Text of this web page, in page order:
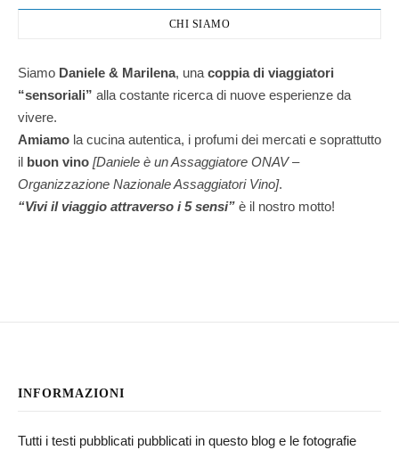
CHI SIAMO
Siamo Daniele & Marilena, una coppia di viaggiatori
“sensoriali” alla costante ricerca di nuove esperienze da
vivere.
Amiamo la cucina autentica, i profumi dei mercati e soprattutto
il buon vino [Daniele è un Assaggiatore ONAV –
Organizzazione Nazionale Assaggiatori Vino].
“Vivi il viaggio attraverso i 5 sensi” è il nostro motto!
INFORMAZIONI
Tutti i testi pubblicati pubblicati in questo blog e le fotografie